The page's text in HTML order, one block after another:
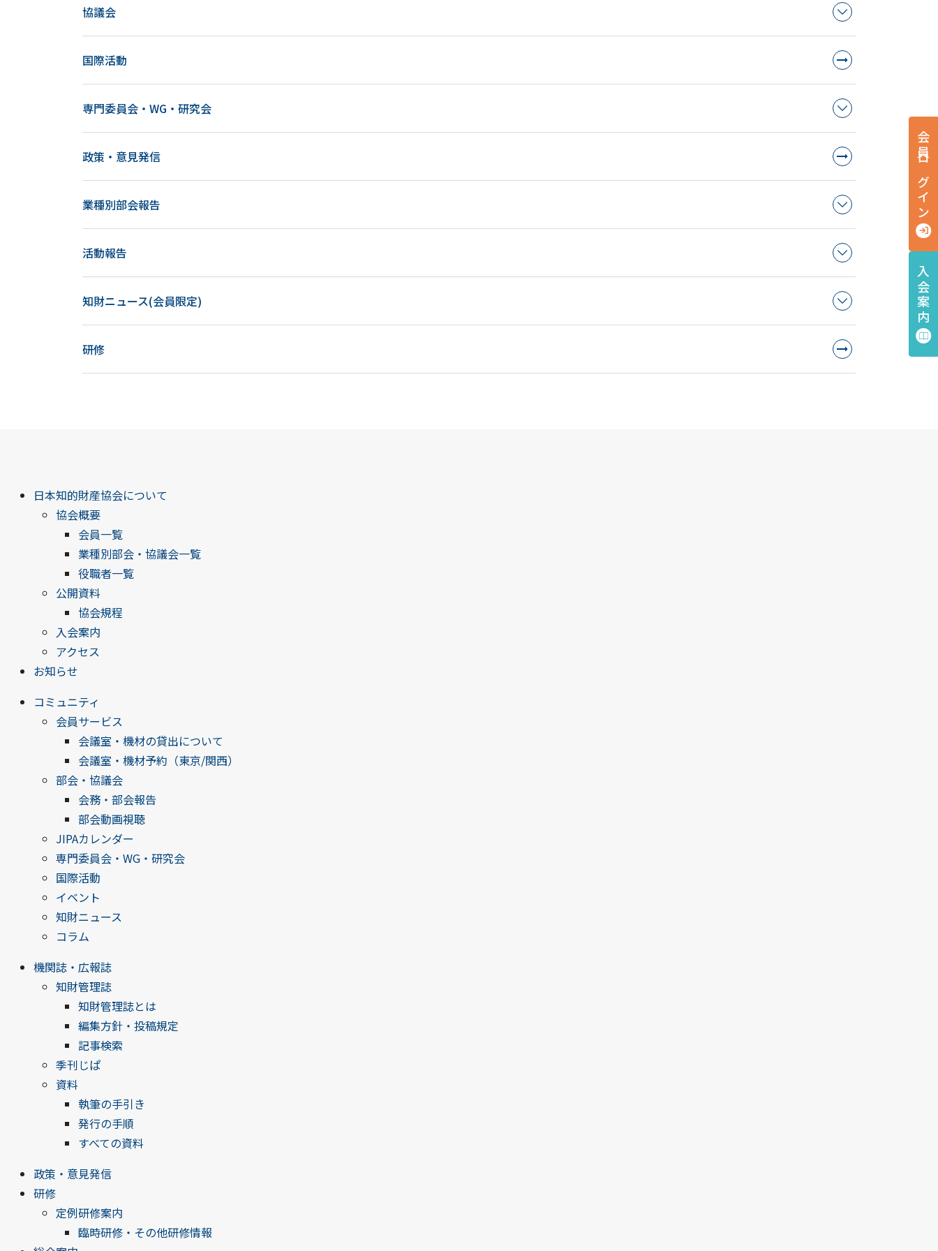
ン
協議会
国際活動
専門委員会・WG・研究会
政策・意見発信
業種別部会報告
活動報告
知財ニュース(会員限定)
研修
会員ログイン
入会案内
日本知的財産協会について
協会概要
会員一覧
業種別部会・協議会一覧
役職者一覧
公開資料
協会規程
入会案内
アクセス
お知らせ
コミュニティ
会員サービス
会議室・機材の貸出について
会議室・機材予約（東京/関西）
部会・協議会
会務・部会報告
部会動画視聴
JIPAカレンダー
専門委員会・WG・研究会
国際活動
イベント
知財ニュース
コラム
機関誌・広報誌
知財管理誌
知財管理誌とは
編集方針・投稿規定
記事検索
季刊じぱ
資料
執筆の手引き
発行の手順
すべての資料
政策・意見発信
研修
定例研修案内
臨時研修・その他研修情報